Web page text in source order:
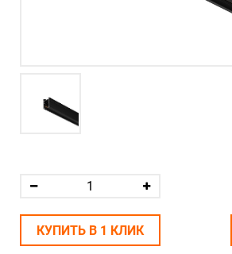
КУПИТЬ В 1 КЛИК